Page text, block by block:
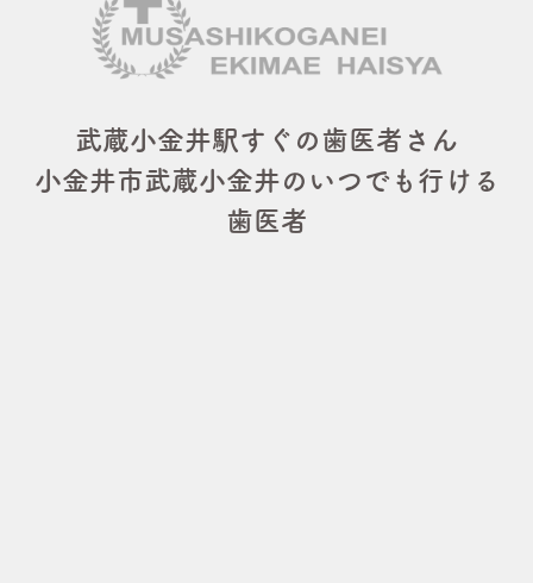
武蔵小金井駅すぐの歯医者さん
小金井市武蔵小金井のいつでも行ける
歯医者